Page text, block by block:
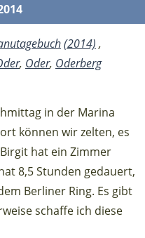
(2014) ,
, Oder, Oderberg
in der Marina
können wir zelten, es
hat ein Zimmer
8,5 Stunden gedauert,
Berliner Ring. Es gibt
schaffe ich diese